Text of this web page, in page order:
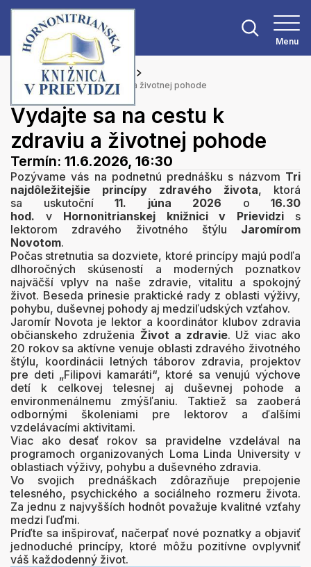
Menu
Hlavná stránka
Podujatia
Vydajte sa na cestu k zdraviu a životnej pohode
Vydajte sa na cestu k
zdraviu a životnej pohode
Termín: 11.6.2026, 16:30
Pozývame vás na podnetnú prednášku s názvom Tri
najdôležitejšie princípy zdravého života, ktorá
sa uskutoční 11. júna 2026 o 16.30
hod. vHornonitrianskej knižnici v Prievidzi s
lektorom zdravého životného štýlu Jaromírom
Novotom.
Počas stretnutia sa dozviete, ktoré princípy majú podľa
dlhoročných skúseností a moderných poznatkov
najväčší vplyv na naše zdravie, vitalitu a spokojný
život. Beseda prinesie praktické rady z oblasti výživy,
pohybu, duševnej pohody aj medziľudských vzťahov.
Jaromír Novota je lektor a koordinátor klubov zdravia
občianskeho združenia Život a zdravie. Už viac ako
20 rokov sa aktívne venuje oblasti zdravého životného
štýlu, koordinácii letných táborov zdravia, projektov
pre deti „Filipovi kamaráti“, ktoré sa venujú výchove
detí k celkovej telesnej aj duševnej pohode a
environmenálnemu zmýšľaniu. Taktiež sa zaoberá
odbornými školeniami pre lektorov a ďalšími
vzdelávacími aktivitami.
Viac ako desať rokov sa pravidelne vzdelával na
programoch organizovaných Loma Linda University v
oblastiach výživy, pohybu a duševného zdravia.
Vo svojich prednáškach zdôrazňuje prepojenie
telesného, psychického a sociálneho rozmeru života.
Za jednu z najvyšších hodnôt považuje kvalitné vzťahy
medzi ľuďmi.
Príďte sa inšpirovať, načerpať nové poznatky a objaviť
jednoduché princípy, ktoré môžu pozitívne ovplyvniť
váš každodenný život.